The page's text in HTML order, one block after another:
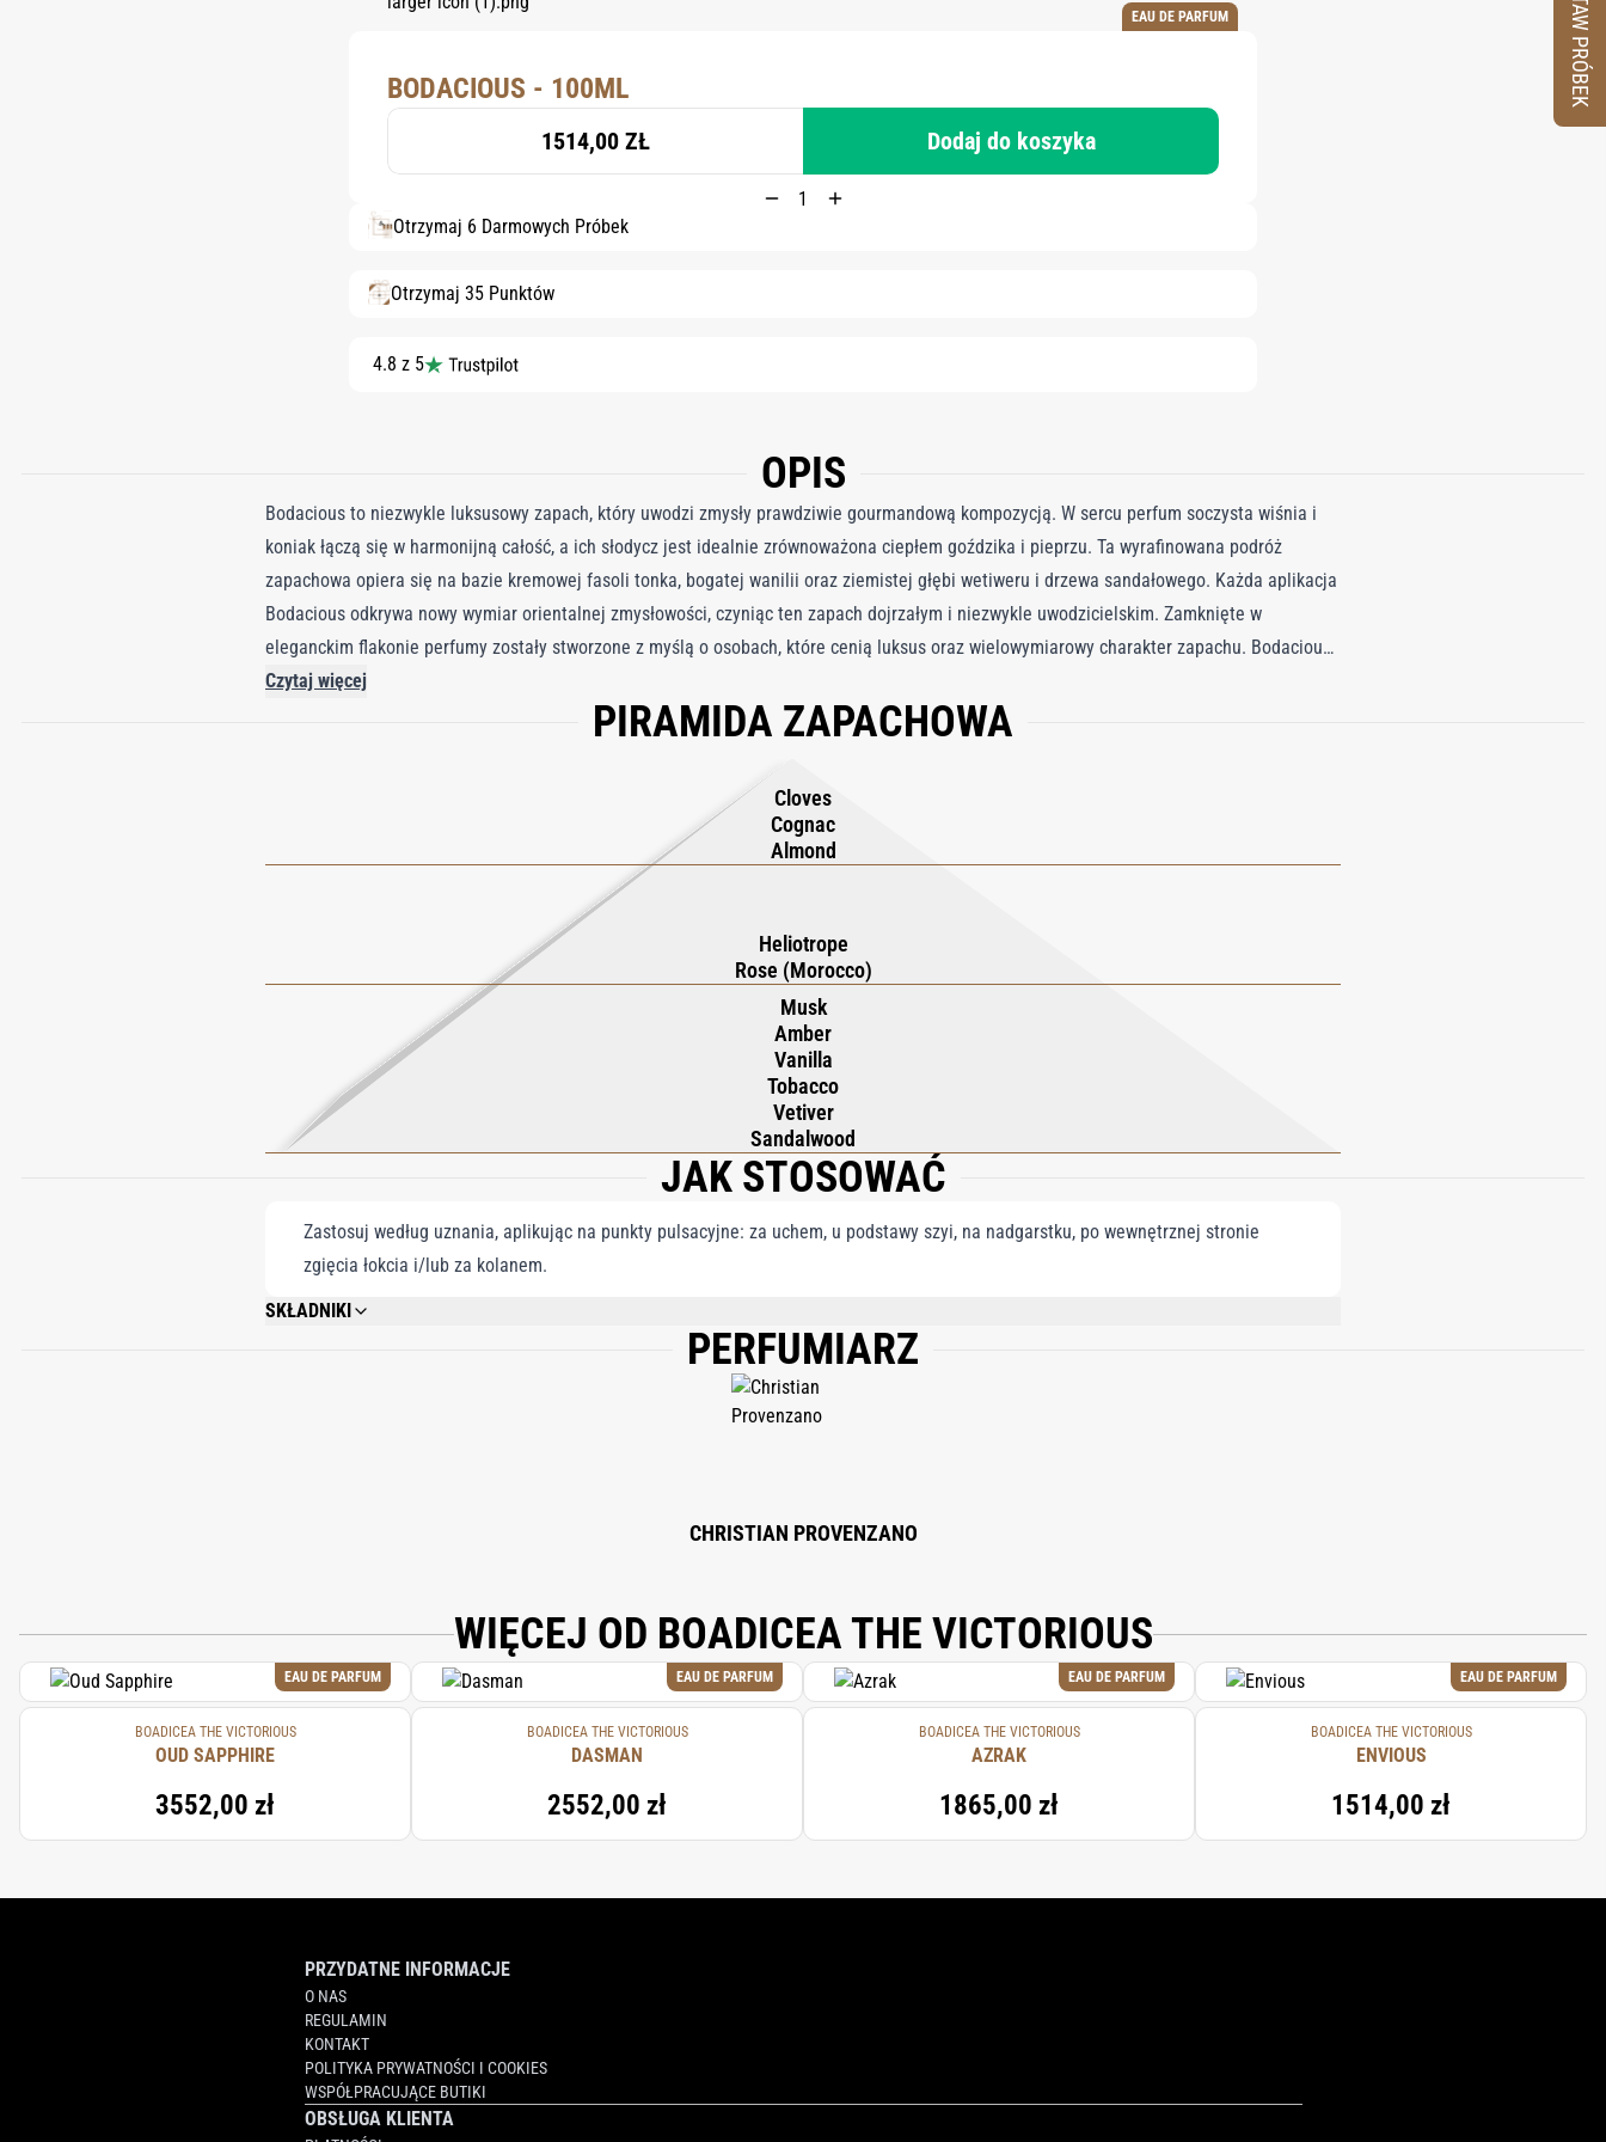
EAU DE PARFUM
BODACIOUS - 100ML
1514,00 ZŁ Dodaj do koszyka
Otrzymaj 6 Darmowych Próbek
Otrzymaj 35 Punktów
4.8 z 5
OPIS
Bodacious to niezwykle luksusowy zapach, który uwodzi zmysły prawdziwie gourmandową kompozycją. W sercu perfum soczysta wiśnia i
koniak łączą się w harmonijną całość, a ich słodycz jest idealnie zrównoważona ciepłem goździka i pieprzu. Ta wyrafinowana podróż
zapachowa opiera się na bazie kremowej fasoli tonka, bogatej wanilii oraz ziemistej głębi wetiweru i drzewa sandałowego. Każda aplikacja
Bodacious odkrywa nowy wymiar orientalnej zmysłowości, czyniąc ten zapach dojrzałym i niezwykle uwodzicielskim. Zamknięte w
eleganckim flakonie perfumy zostały stworzone z myślą o osobach, które cenią luksus oraz wielowymiarowy charakter zapachu. Bodacious
to nie tylko perfumy, lecz doświadczenie wyrafinowanej przyjemności i ponadczasowej elegancji. Odkryj odważne piękno Bodacious i
pozwól, by każda chwila stała się zmysłową przygodą.
Czytaj więcej
PIRAMIDA ZAPACHOWA
Cloves
Cognac
Almond
Heliotrope
Rose (Morocco)
Musk
Amber
Vanilla
Tobacco
Vetiver
Sandalwood
JAK STOSOWAĆ
Zastosuj według uznania, aplikując na punkty pulsacyjne: za uchem, u podstawy szyi, na nadgarstku, po wewnętrznej stronie
zgięcia łokcia i/lub za kolanem.
SKŁADNIKI
ALCOHOL DENAT. (SD ALCOHOL 40-B), PARFUM (FRAGRANCE), COUMARIN, BENZYL BENZOATE, BENZYL CINNAMATE, ANISE ALCOHOL, LINALOOL, LIMONENE,
EUGENOL, BENZYL ALCOHOL, CITRAL, ISOEUGENOL, CITRONELLOL, GERANIOL, FARNESOL.
PERFUMIARZ
CHRISTIAN PROVENZANO
WIĘCEJ OD BOADICEA THE VICTORIOUS
EAU DE PARFUM
BOADICEA THE VICTORIOUS
OUD SAPPHIRE
3552,00 zł
EAU DE PARFUM
BOADICEA THE VICTORIOUS
DASMAN
2552,00 zł
EAU DE PARFUM
BOADICEA THE VICTORIOUS
AZRAK
1865,00 zł
EAU DE PARFUM
BOADICEA THE VICTORIOUS
ENVIOUS
1514,00 zł
PRZYDATNE INFORMACJE
O NAS
REGULAMIN
KONTAKT
POLITYKA PRYWATNOŚCI I COOKIES
WSPÓŁPRACUJĄCE BUTIKI
OBSŁUGA KLIENTA
ZESTAW PRÓBEK